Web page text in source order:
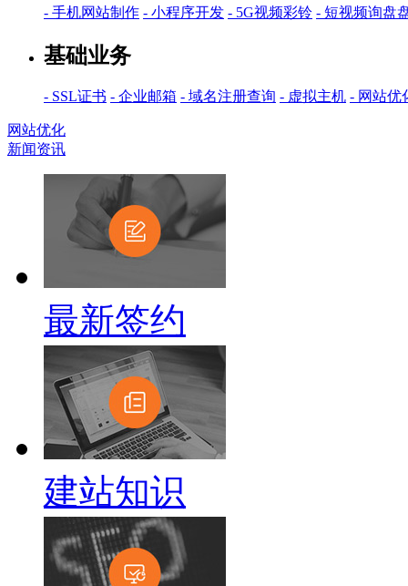
- 手机网站制作 - 小程序开发 - 5G视频彩铃 - 短视频询盘
基础业务
- SSL证书 - 企业邮箱 - 域名注册查询 - 虚拟主机 - 网站优
网站优化
新闻资讯
最新签约
建站知识